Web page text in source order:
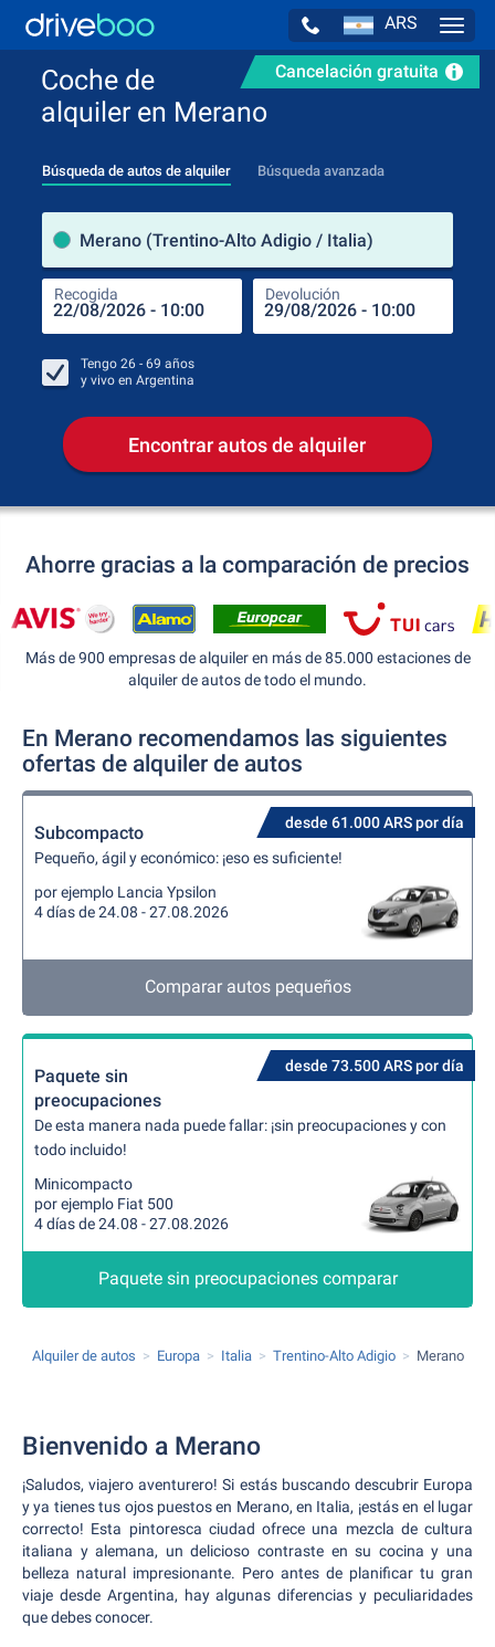
ARS
Cancelación gratuita
Coche de
alquiler en Merano
Búsqueda de autos de alquiler Búsqueda avanzada
Merano (Trentino-Alto Adigio / Italia)
Recogida Devolución
Tengo 26 - 69 años
y vivo en Argentina
Encontrar autos de alquiler
Ahorre gracias a la comparación de precios
Más de 900 empresas de alquiler en más de 85.000 estaciones de
alquiler de autos de todo el mundo.
En Merano recomendamos las siguientes
ofertas de alquiler de autos
desde 61.000 ARS por día
Subcompacto
Pequeño, ágil y económico: ¡eso es suficiente!
por ejemplo Lancia Ypsilon
4 días de 24.08 - 27.08.2026
Comparar autos pequeños
desde 73.500 ARS por día
Paquete sin
preocupaciones
De esta manera nada puede fallar: ¡sin preocupaciones y con
todo incluido!
Minicompacto
por ejemplo Fiat 500
4 días de 24.08 - 27.08.2026
Paquete sin preocupaciones comparar
Alquiler de autos Europa Italia Trentino-Alto Adigio Merano
Bienvenido a Merano
¡Saludos, viajero aventurero! Si estás buscando descubrir Europa
y ya tienes tus ojos puestos en Merano, en Italia, ¡estás en el lugar
correcto! Esta pintoresca ciudad ofrece una mezcla de cultura
italiana y alemana, un delicioso contraste en su cocina y una
belleza natural impresionante. Pero antes de planificar tu gran
viaje desde Argentina, hay algunas diferencias y peculiaridades
que debes conocer.